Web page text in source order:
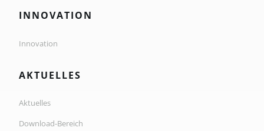
INNOVATION
Innovation
AKTUELLES
Aktuelles
Download-Bereich